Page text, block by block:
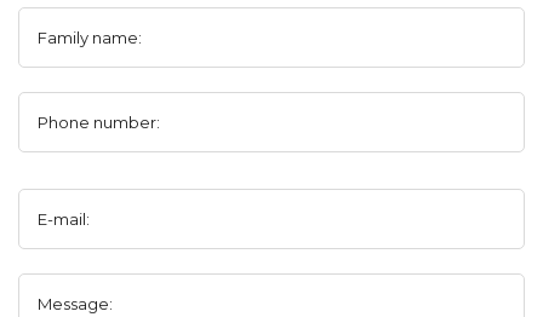
Family name:
Phone number:
E-mail:
Message: